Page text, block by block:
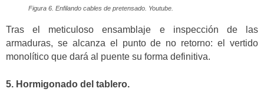
Figura 6. Enfilando cables de pretensado. Youtube.
Tras el meticuloso ensamblaje e inspección de las
armaduras, se alcanza el punto de no retorno: el vertido
monolítico que dará al puente su forma definitiva.
5. Hormigonado del tablero.